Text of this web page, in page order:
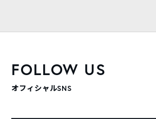
FOLLOW US
オフィシャルSNS